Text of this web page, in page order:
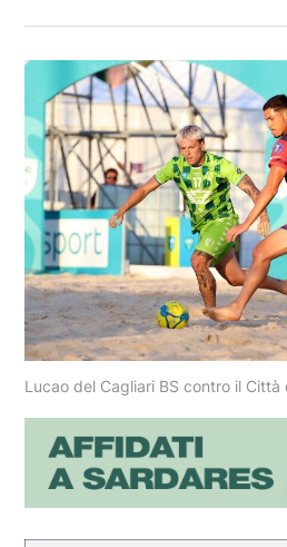
Lucao del Cagliari BS contro il Città